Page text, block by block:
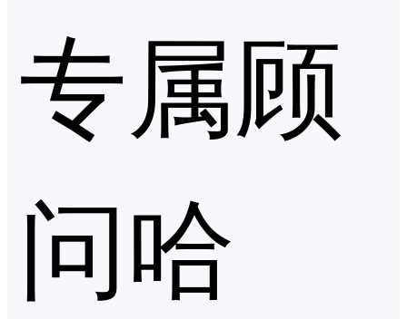
专属顾
问哈